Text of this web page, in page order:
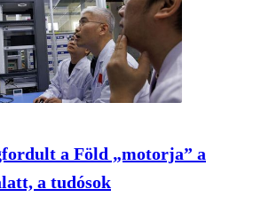
a Föld „motorja” a
a tudósok